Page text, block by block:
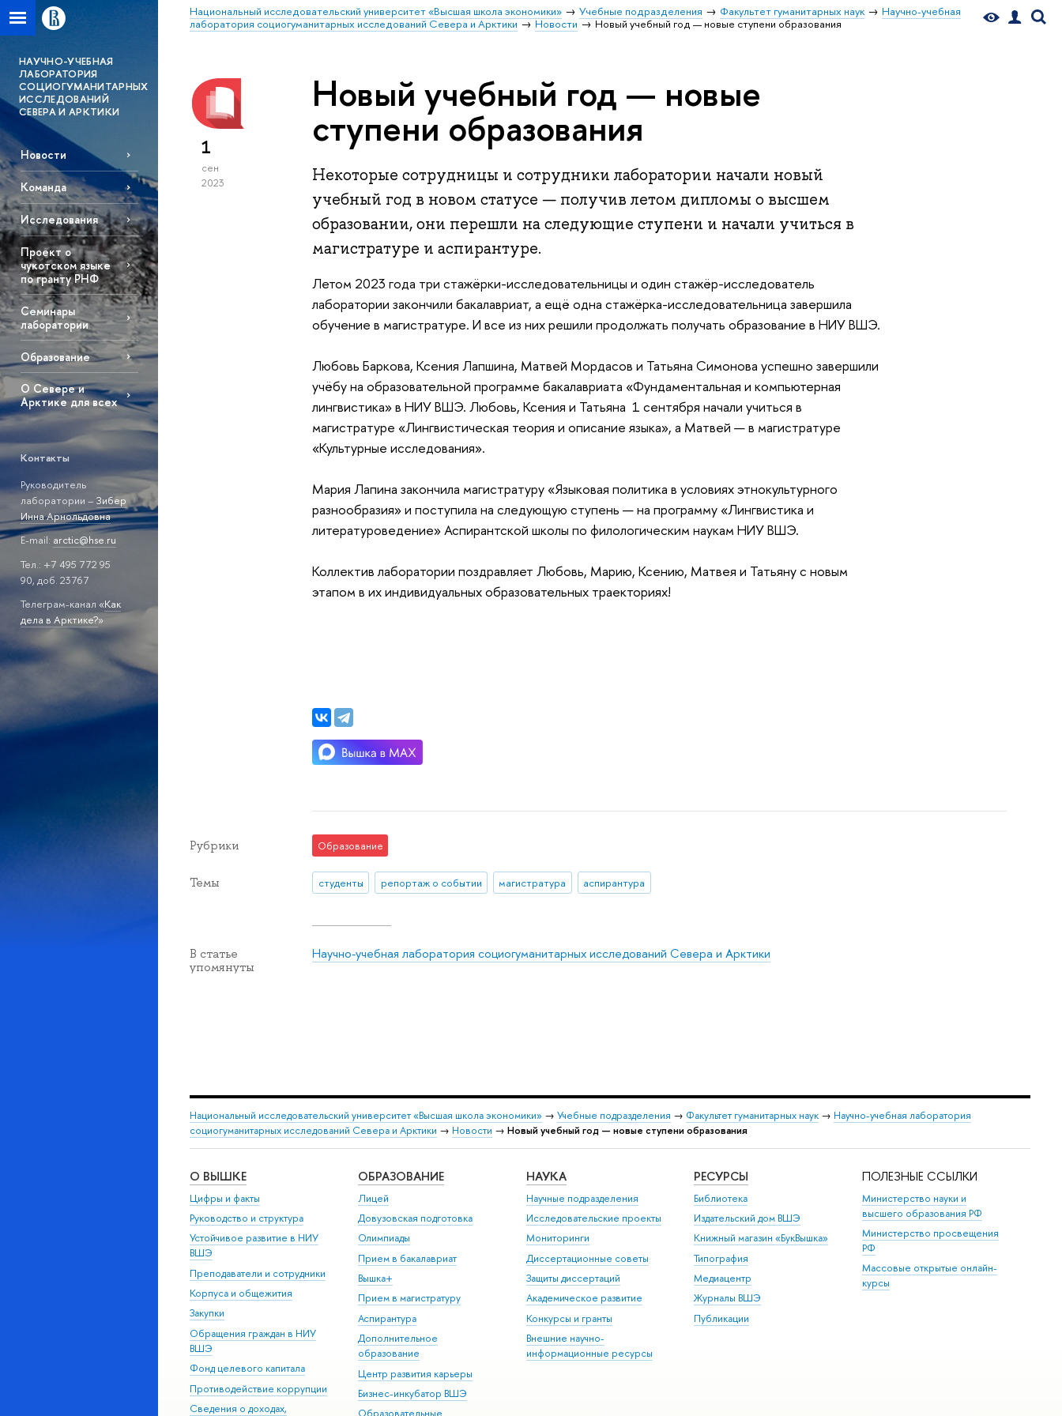
Национальный исследовательский университет «Высшая школа экономики» Учебные подразделения Факультет гуманитарных наук
Научно-учебная
лаборатория социогуманитарных исследований Севера и Арктики
Новости Новый учебный год — новые ступени образования
НАУЧНО-УЧЕБНАЯ
ЛАБОРАТОРИЯ
СОЦИОГУМАНИТАРНЫХ
ИССЛЕДОВАНИЙ
СЕВЕРА И АРКТИКИ
Новости
Команда
Исследования
Проект о
чукотском языке
по гранту РНФ
Семинары
лаборатории
Образование
О Севере и
Арктике для всех
Контакты
Руководитель
лаборатории – Зибер
Инна Арнольдовна
E-mail: arctic@hse.ru
Тел.: +7 495 772 95
90, доб. 23767
Телеграм-канал «Как
дела в Арктике?»
1
сен
2023
Новый учебный год — новые
ступени образования
Некоторые сотрудницы и сотрудники лаборатории начали новый
учебный год в новом статусе — получив летом дипломы о высшем
образовании, они перешли на следующие ступени и начали учиться в
магистратуре и аспирантуре.
Летом 2023 года три стажёрки-исследовательницы и один стажёр-исследователь
лаборатории закончили бакалавриат, а ещё одна стажёрка-исследовательница завершила
обучение в магистратуре. И все из них решили продолжать получать образование в НИУ ВШЭ.
Любовь Баркова, Ксения Лапшина, Матвей Мордасов и Татьяна Симонова успешно завершили
учёбу на образовательной программе бакалавриата «Фундаментальная и компьютерная
лингвистика» в НИУ ВШЭ. Любовь, Ксения и Татьяна 1 сентября начали учиться в
магистратуре «Лингвистическая теория и описание языка», а Матвей — в магистратуре
«Культурные исследования».
Мария Лапина закончила магистратуру «Языковая политика в условиях этнокультурного
разнообразия» и поступила на следующую ступень — на программу «Лингвистика и
литературоведение» Аспирантской школы по филологическим наукам НИУ ВШЭ.
Коллектив лаборатории поздравляет Любовь, Марию, Ксению, Матвея и Татьяну с новым
этапом в их индивидуальных образовательных траекториях!
Рубрики Образование
Темы студенты репортаж о событии магистратура аспирантура
В статье
упомянуты
Научно-учебная лаборатория социогуманитарных исследований Севера и Арктики
Национальный исследовательский университет «Высшая школа экономики» → Учебные подразделения → Факультет гуманитарных наук → Научно-учебная лаборатория
социогуманитарных исследований Севера и Арктики → Новости → Новый учебный год — новые ступени образования
О ВЫШКЕ
Цифры и факты
Руководство и структура
Устойчивое развитие в НИУ
ВШЭ
Преподаватели и сотрудники
Корпуса и общежития
Закупки
Обращения граждан в НИУ
ВШЭ
Фонд целевого капитала
Противодействие коррупции
Сведения о доходах,
ОБРАЗОВАНИЕ
Лицей
Довузовская подготовка
Олимпиады
Прием в бакалавриат
Вышка+
Прием в магистратуру
Аспирантура
Дополнительное
образование
Центр развития карьеры
Бизнес-инкубатор ВШЭ
НАУКА
Научные подразделения
Исследовательские проекты
Мониторинги
Диссертационные советы
Защиты диссертаций
Академическое развитие
Конкурсы и гранты
Внешние научно-
информационные ресурсы
РЕСУРСЫ
Библиотека
Издательский дом ВШЭ
Книжный магазин «БукВышка»
Типография
Медиацентр
Журналы ВШЭ
Публикации
ПОЛЕЗНЫЕ ССЫЛКИ
Министерство науки и
высшего образования РФ
Министерство просвещения
РФ
Массовые открытые онлайн-
курсы